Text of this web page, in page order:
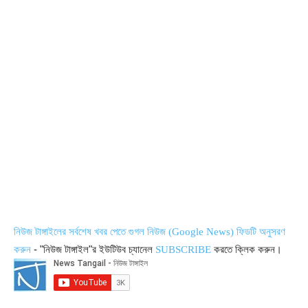
নিউজ টাঙ্গাইলের সর্বশেষ খবর পেতে গুগল নিউজ (Google News) ফিডটি অনুসরণ
করুন - "নিউজ টাঙ্গাইল"র ইউটিউব চ্যানেল SUBSCRIBE করতে ক্লিক করুন।